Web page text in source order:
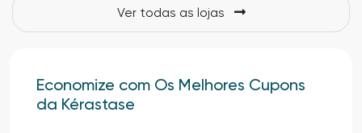
Ver todas as lojas
Economize com Os Melhores Cupons
da Kérastase